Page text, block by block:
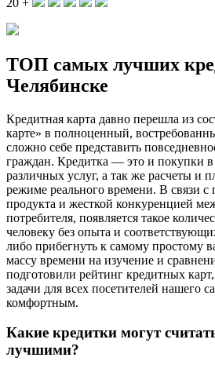
ТОП самых лучших
Челябинске
Кредитная карта давно перешла из
карте» в полноценный,
сложно себе представить
граждан. Кредитка — это и покупки в
различных услуг, а так же расчеты и
режиме реального времени. В связи с
продукта и жесткой конкуренцией
потребителя, появляется такое
человеку без опыта и
либо прибегнуть к самому простому
массу времени на изучение и
подготовили рейтинг кредитных
задачи для всех посетителей нашего
комфортным.
Какие кредитки могут
лучшими?